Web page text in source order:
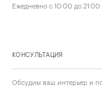
Ежедневно с 10:00 до 21:00
КОНСУЛЬТАЦИЯ
Обсудим ваш интерьер и